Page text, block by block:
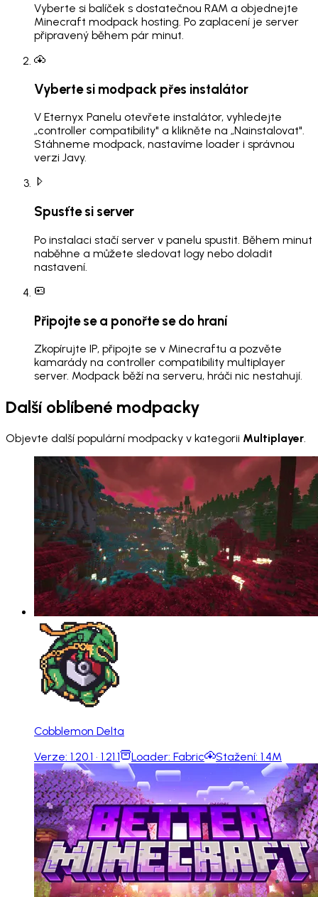
Vyberte si balíček s dostatečnou RAM a objednejte
Minecraft modpack hosting. Po zaplacení je server
připravený během pár minut.
Vyberte si modpack přes instalátor
V Eternyx Panelu otevřete instalátor, vyhledejte
„controller compatibility" a klikněte na „Nainstalovat".
Stáhneme modpack, nastavíme loader i správnou
verzi Javy.
Spusťte si server
Po instalaci stačí server v panelu spustit. Během minut
naběhne a můžete sledovat logy nebo doladit
nastavení.
Připojte se a ponořte se do hraní
Zkopírujte IP, připojte se v Minecraftu a pozvěte
kamarády na controller compatibility multiplayer
server. Modpack běží na serveru, hráči nic nestahují.
Další oblíbené modpacky
Objevte další populární modpacky v kategorii Multiplayer.
Cobblemon Delta
Verze: 1.20.1 · 1.21.1 Loader: Fabric Stažení: 1.4M